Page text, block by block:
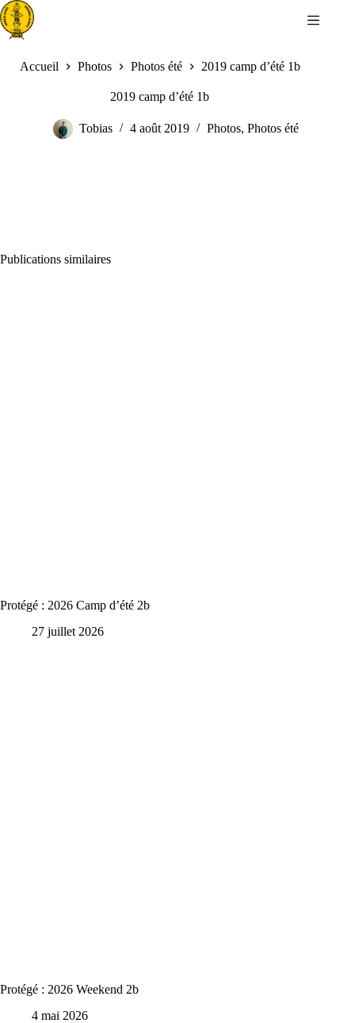
Passer
au
contenu
Accueil Photos Photos été 2019 camp d’été 1b
2019 camp d’été 1b
Tobias 4 août 2019 Photos, Photos été
Publications similaires
Protégé : 2026 Camp d’été 2b
27 juillet 2026
Protégé : 2026 Weekend 2b
4 mai 2026